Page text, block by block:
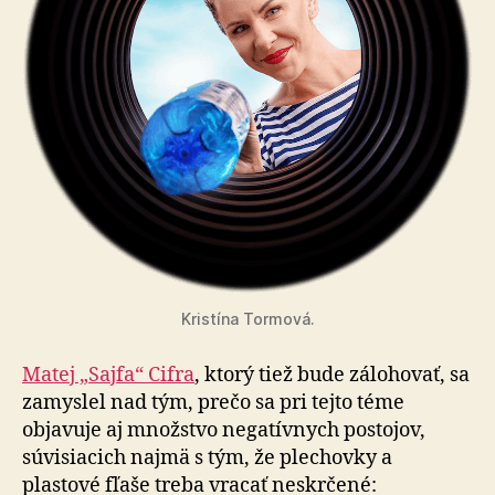
Kristína Tormová.
Matej „Sajfa“ Cifra, ktorý tiež bude zálohovať, sa
zamyslel nad tým, prečo sa pri tejto téme
objavuje aj množstvo negatívnych postojov,
súvisiacich najmä s tým, že plechovky a
plastové fľaše treba vracať neskrčené: